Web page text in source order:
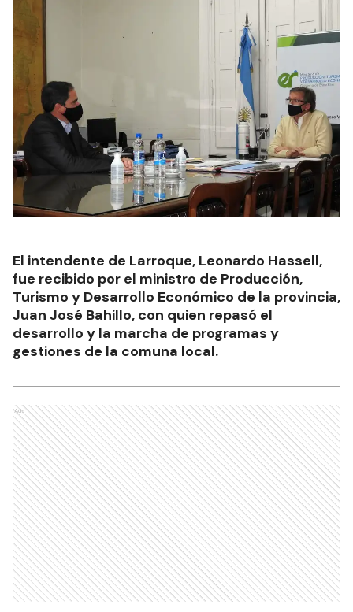
El intendente de Larroque, Leonardo Hassell,
fue recibido por el ministro de Producción,
Turismo y Desarrollo Económico de la provincia,
Juan José Bahillo, con quien repasó el
desarrollo y la marcha de programas y
gestiones de la comuna local.
Ads